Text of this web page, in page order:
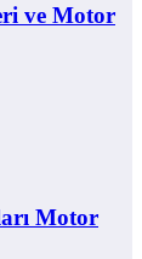
ve Motor
Motor